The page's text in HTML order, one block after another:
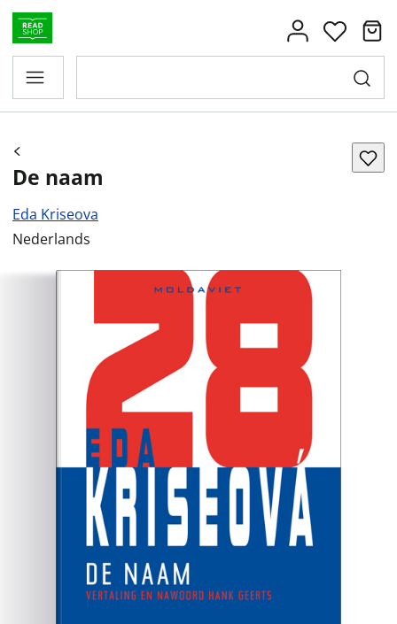
De naam
Eda Kriseova
Nederlands